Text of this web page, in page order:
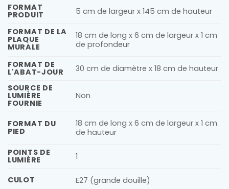
FORMAT
PRODUIT
5 cm de largeur x 145 cm de hauteur
FORMAT DE LA
PLAQUE
MURALE
18 cm de long x 6 cm de largeur x 1 cm
de profondeur
FORMAT DE
L'ABAT-JOUR
30 cm de diamètre x 18 cm de hauteur
SOURCE DE
LUMIÈRE
FOURNIE
Non
FORMAT DU
PIED
18 cm de long x 6 cm de largeur x 1 cm
de hauteur
POINTS DE
LUMIÈRE 1
CULOT E27 (grande douille)